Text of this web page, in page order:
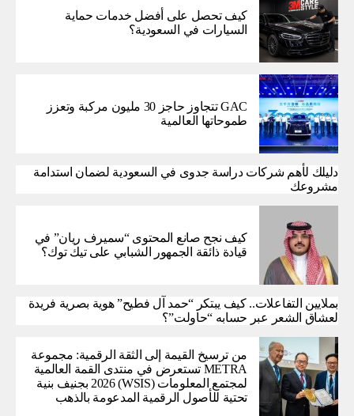
كيف تحصل على أفضل خدمات حماية
السيارات في السعودية؟
GAC تتجاوز حاجز 30 مليون مركبة وتعزز
طموحاتها العالمية
دليلك لأهم شركات دراسة جدوى في السعودية لضمان استدامة
مشروعك
كيف نجح صانع المحتوى “سميرف ريان” في
قيادة ذائقة الجمهور الشبابي على تيك توك؟
بملايين التفاعلات.. كيف يبتكر “حمد آل فطيح” هوية بصرية فريدة
لعشاق الشعر عبر حسابه “حاولت”؟
من ترسيخ القيمة إلى الثقة الرقمية: مجموعة
METRA تستعرض في منتدى القمة العالمية
لمجتمع المعلومات (WSIS) 2026 بجنيف بنية
تحتية للأصول الرقمية المدعومة بالذهب